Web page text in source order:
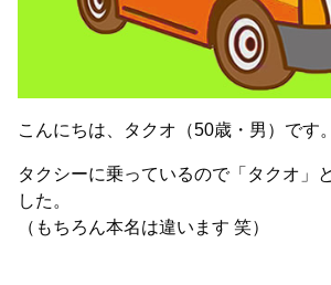
こんにちは、タクオ（50歳・男）です。
タクシーに乗っているので「タクオ」
した。
（もちろん本名は違います 笑）